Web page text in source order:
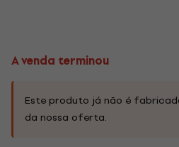
A venda terminou
Este produto já não é
da nossa oferta.